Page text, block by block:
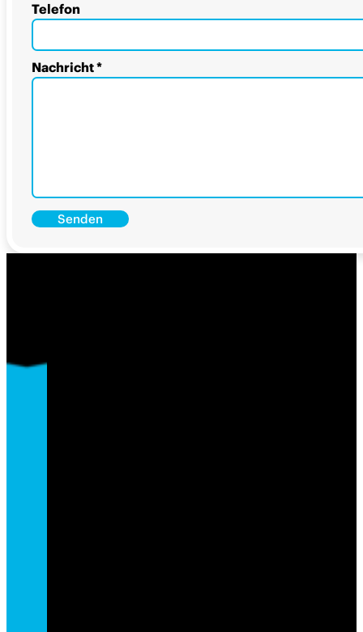
Telefon
Nachricht*
Senden